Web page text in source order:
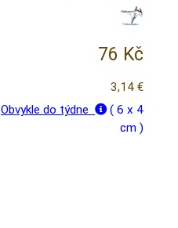
76 Kč
3,14 €
Obvykle do týdne
( 6 x 4
cm )